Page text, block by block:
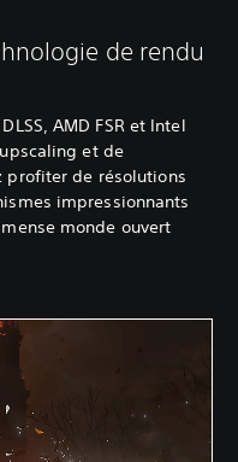
de rendu
AMD FSR et Intel
et de
profiter de résolutions
impressionnants
monde ouvert